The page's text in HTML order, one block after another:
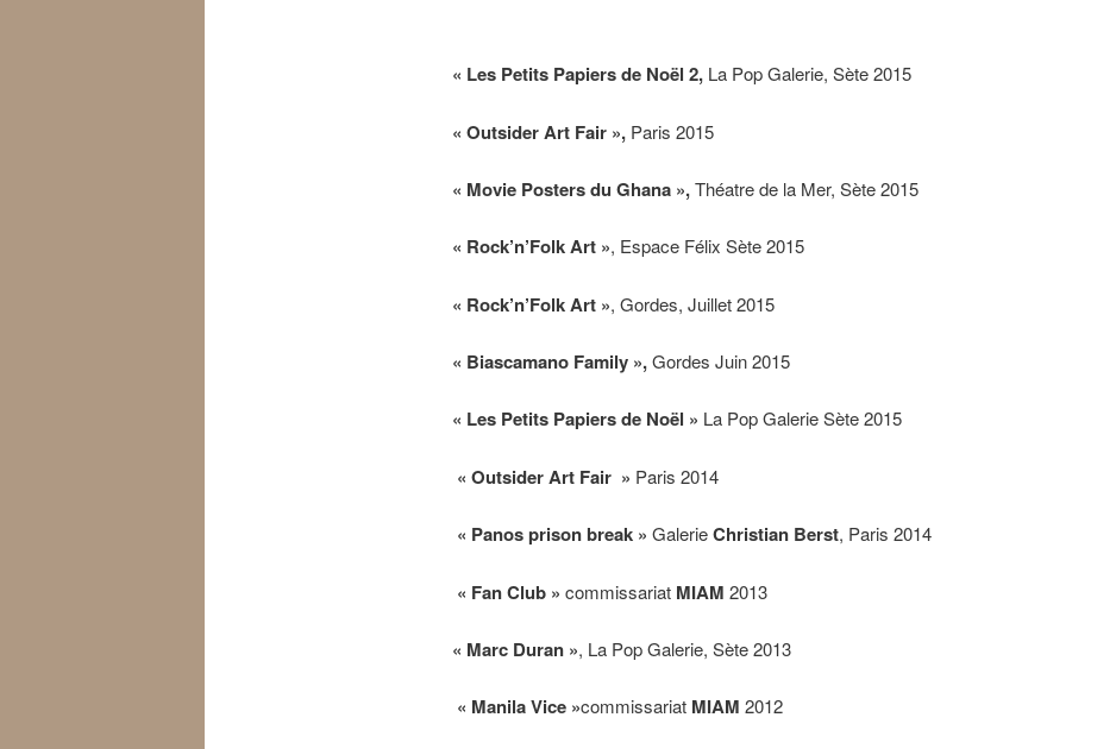
« Les Petits Papiers de Noël 2,La Pop Galerie, Sète 2015
« Outsider Art Fair »,Paris 2015
« Movie Posters du Ghana »,Théatre de la Mer, Sète 2015
« Rock’n’Folk Art », Espace Félix Sète 2015
« Rock’n’Folk Art », Gordes, Juillet 2015
« Biascamano Family »,Gordes Juin 2015
« Les Petits Papiers de Noël » La Pop Galerie Sète 2015
« Outsider Art Fair » Paris 2014
« Panos prison break » GalerieChristian Berst, Paris 2014
« Fan Club » commissariatMIAM 2013
« Marc Duran », La Pop Galerie, Sète 2013
« Manila Vice »commissariatMIAM 2012